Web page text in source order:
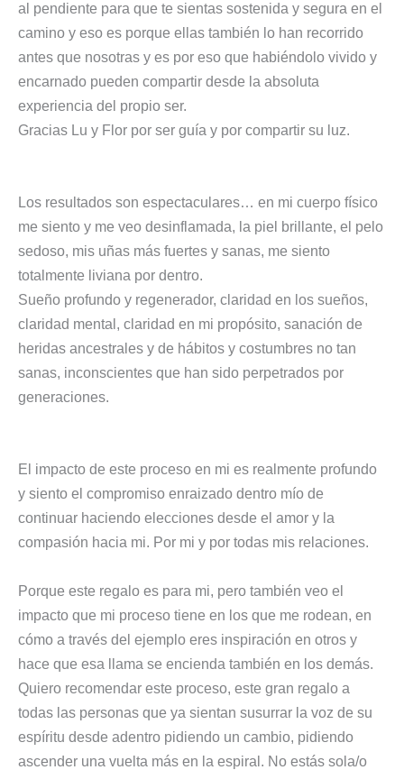
al pendiente para que te sientas sostenida y segura en el
camino y eso es porque ellas también lo han recorrido
antes que nosotras y es por eso que habiéndolo vivido y
encarnado pueden compartir desde la absoluta
experiencia del propio ser.
Gracias Lu y Flor por ser guía y por compartir su luz.
Los resultados son espectaculares… en mi cuerpo físico
me siento y me veo desinflamada, la piel brillante, el pelo
sedoso, mis uñas más fuertes y sanas, me siento
totalmente liviana por dentro.
Sueño profundo y regenerador, claridad en los sueños,
claridad mental, claridad en mi propósito, sanación de
heridas ancestrales y de hábitos y costumbres no tan
sanas, inconscientes que han sido perpetrados por
generaciones.
El impacto de este proceso en mi es realmente profundo
y siento el compromiso enraizado dentro mío de
continuar haciendo elecciones desde el amor y la
compasión hacia mi. Por mi y por todas mis relaciones.
Porque este regalo es para mi, pero también veo el
impacto que mi proceso tiene en los que me rodean, en
cómo a través del ejemplo eres inspiración en otros y
hace que esa llama se encienda también en los demás.
Quiero recomendar este proceso, este gran regalo a
todas las personas que ya sientan susurrar la voz de su
espíritu desde adentro pidiendo un cambio, pidiendo
ascender una vuelta más en la espiral. No estás sola/o